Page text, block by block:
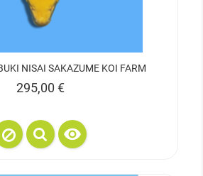
NISAI SAKAZUME KOI FARM
Prix
295,00 €
